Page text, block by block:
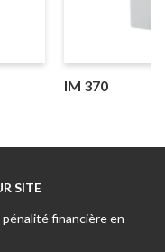
IM 370
SITE
financière en